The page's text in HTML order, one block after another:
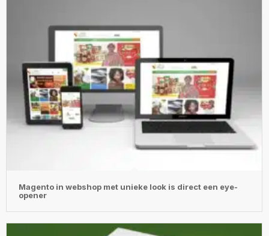
Magento in webshop met unieke look is direct een eye-
opener